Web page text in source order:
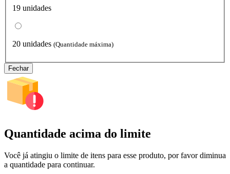
19 unidades
20 unidades (Quantidade máxima)
Fechar
Quantidade acima do limite
Você já atingiu o limite de itens para esse produto, por favor diminua
a quantidade para continuar.